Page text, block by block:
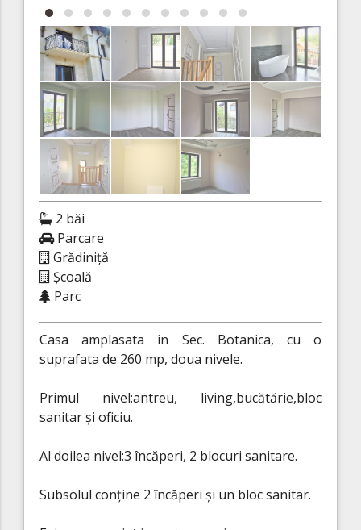
2 băi
Parcare
Grădiniță
Școală
Parc
Casa amplasata in Sec. Botanica, cu o
suprafata de 260 mp, doua nivele.
Primul nivel:antreu, living,bucătărie,bloc
sanitar și oficiu.
Al doilea nivel:3 încăperi, 2 blocuri sanitare.
Subsolul conține 2 încăperi și un bloc sanitar.